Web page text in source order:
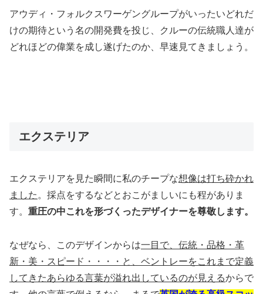
アウディ・フォルクスワーゲングループがいったいどれだ
けの期待という名の開発費を投じ、クルーの伝統職人達が
どれほどの偉業を成し遂げたのか、早速見てきましょう。
エクステリア
エクステリアを見た瞬間に私のチープな想像は打ち砕かれ
ました 。採点をするなどとおこがましいにも程がありま
す。 重圧の中これを形づくったデザイナーを尊敬します。
なぜなら、このデザインからは一目で、伝統・品格・革
新・美・スピード・・・・と、ベントレーをこれまで定義
してきたあらゆる言葉が溢れ出しているのが見えるからで